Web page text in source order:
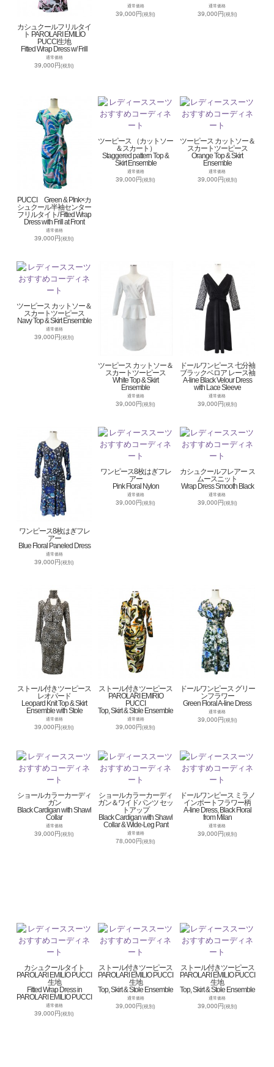
カシュクールフリルタイ
ト PAROLARI EMILIO
PUCCI生地
Fitted Wrap Dress w/ Frill
通常価格
39,000円(税別)
通常価格
39,000円(税別)
通常価格
39,000円(税別)
PUCCI Green & PInk×カ
シュクール半袖センター
フリルタイト/ Fitted Wrap
Dress with Frill at Front
通常価格
39,000円(税別)
ツーピース （カットソー
＆スカート）
Staggered pattern Top &
Skirt Ensemble
通常価格
39,000円(税別)
ツーピース カットソー＆
スカートツーピース
Orange Top & Skirt
Ensemble
通常価格
39,000円(税別)
ツーピース カットソー＆
スカートツーピース
Navy Top & Skirt Ensemble
通常価格
39,000円(税別)
ツーピース カットソー＆
スカートツーピース
White Top & Skirt
Ensemble
通常価格
39,000円(税別)
ドールワンピース 七分袖
ブラックベロア レース袖
A-line Black Velour Dress
with Lace Sleeve
通常価格
39,000円(税別)
ワンピース8枚はぎフレ
アー
Blue Floral Paneled Dress
通常価格
39,000円(税別)
ワンピース8枚はぎフレ
アー
Pink Floral Nylon
通常価格
39,000円(税別)
カシュクールフレアー ス
ムースニット
Wrap Dress Smooth Black
通常価格
39,000円(税別)
ストール付きツーピース
レオパード
Leopard Knit Top & Skirt
Ensemble with Stole
通常価格
39,000円(税別)
ストール付きツーピース
PAROLARI EMIRIO
PUCCI
Top, Skirt & Stole Ensemble
通常価格
39,000円(税別)
ドールワンピース グリー
ンフラワー
Green Floral A-line Dress
通常価格
39,000円(税別)
ショールカラーカーディ
ガン
Black Cardigan with Shawl
Collar
通常価格
39,000円(税別)
ショールカラーカーディ
ガン＆ワイドパンツ セッ
トアップ
Black Cardigan with Shawl
Collar & Wide-Leg Pant
通常価格
78,000円(税別)
ドールワンピース ミラノ
インポートフラワー柄
A-line Dress, Black Floral
from Milan
通常価格
39,000円(税別)
カシュクールタイト
PAROLARI EMILIO PUCCI
生地
Fitted Wrap Dress in
PAROLARI EMILIO PUCCI
通常価格
39,000円(税別)
ストール付きツーピース
PAROLARI EMILIO PUCCI
生地
Top, Skirt & Stole Ensemble
通常価格
39,000円(税別)
ストール付きツーピース
PAROLARI EMILIO PUCCI
生地
Top, Skirt & Stole Ensemble
通常価格
39,000円(税別)